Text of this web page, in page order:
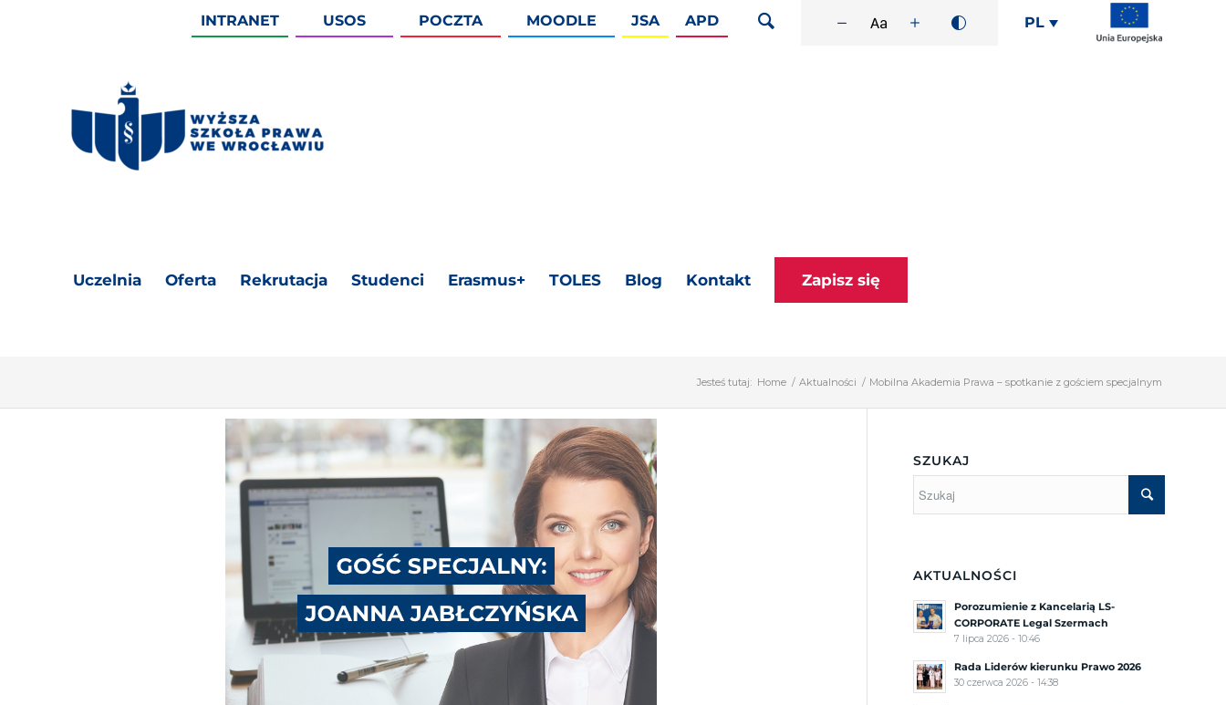
INTRANET USOS POCZTA MOODLE JSA APD PL
Uczelnia Oferta Rekrutacja Studenci Erasmus+ TOLES Blog Kontakt Zapisz się
Jesteś tutaj: Home / Aktualności / Mobilna Akademia Prawa – spotkanie z gościem specjalnym
SZUKAJ
AKTUALNOŚCI
Porozumienie z Kancelarią LS-
CORPORATE Legal Szermach
7 lipca 2026 - 10:46
Rada Liderów kierunku Prawo 2026
30 czerwca 2026 - 14:38